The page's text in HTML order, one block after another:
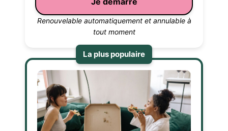
Renouvelable automatiquement et annulable à
tout moment